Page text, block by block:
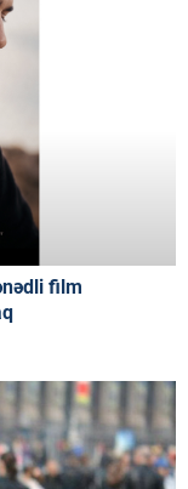
film